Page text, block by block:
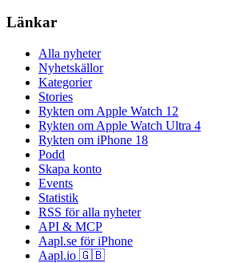
Länkar
Alla nyheter
Nyhetskällor
Kategorier
Stories
Rykten om Apple Watch 12
Rykten om Apple Watch Ultra 4
Rykten om iPhone 18
Podd
Skapa konto
Events
Statistik
RSS för alla nyheter
API & MCP
Aapl.se för iPhone
Aapl.io 🇬🇧